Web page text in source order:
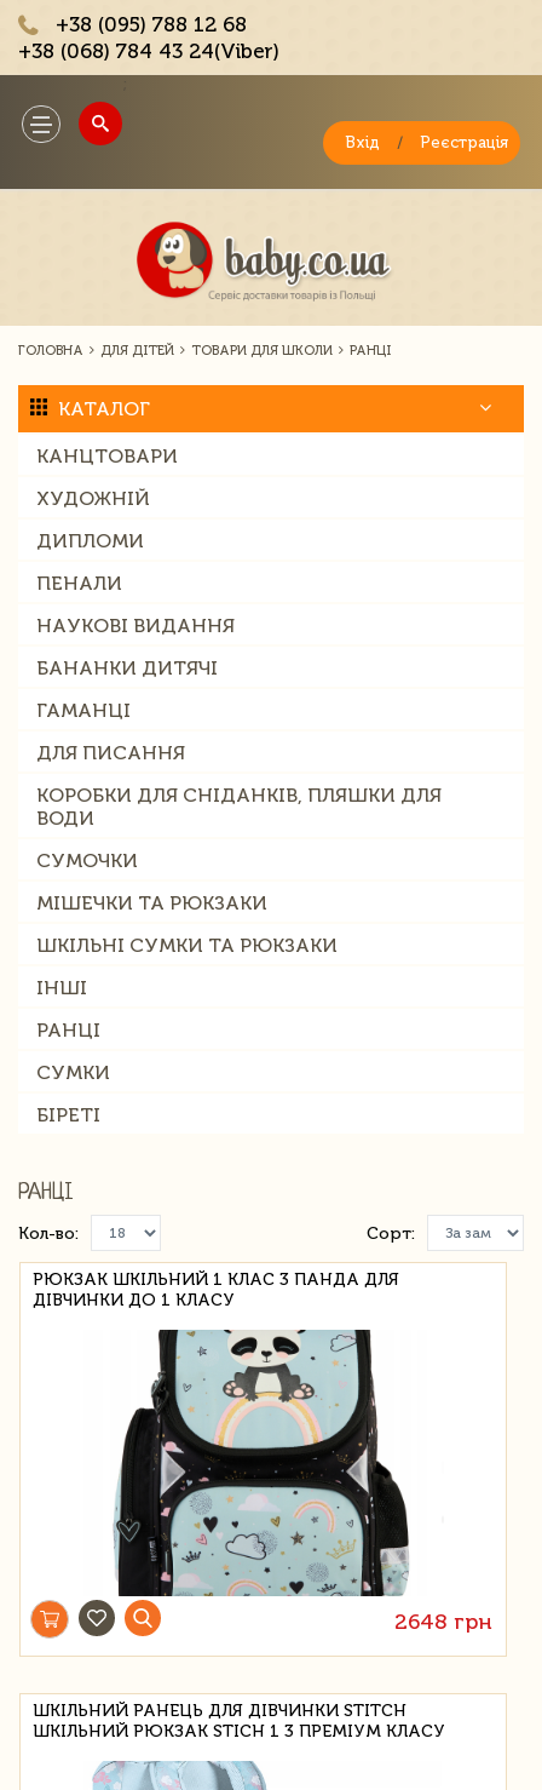
+38 (095) 788 12 68
+38 (068) 784 43 24(Viber)
Toggle
navigation
Вхід / Реєстрація
ГОЛОВНА ДЛЯ ДІТЕЙ ТОВАРИ ДЛЯ ШКОЛИ РАНЦІ
КАТАЛОГ
КАНЦТОВАРИ
ХУДОЖНІЙ
ДИПЛОМИ
ПЕНАЛИ
НАУКОВІ ВИДАННЯ
БАНАНКИ ДИТЯЧІ
ГАМАНЦІ
ДЛЯ ПИСАННЯ
КОРОБКИ ДЛЯ СНІДАНКІВ, ПЛЯШКИ ДЛЯ
ВОДИ
СУМОЧКИ
МІШЕЧКИ ТА РЮКЗАКИ
ШКІЛЬНІ СУМКИ ТА РЮКЗАКИ
ІНШІ
РАНЦІ
СУМКИ
БІРЕТІ
РАНЦІ
Кол-во: Сорт:
РЮКЗАК ШКІЛЬНИЙ 1 КЛАС 3 ПАНДА ДЛЯ
ДІВЧИНКИ ДО 1 КЛАСУ
2648 грн
ШКІЛЬНИЙ РАНЕЦЬ ДЛЯ ДІВЧИНКИ STITCH
ШКІЛЬНИЙ РЮКЗАК STICH 1 3 ПРЕМІУМ КЛАСУ